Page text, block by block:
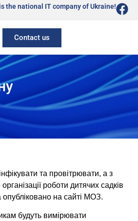
the national IT company of Ukraine!
Contact us
та провітрювати, а з
роботи дитячих садків
на сайті МОЗ.
будуть вимірювати